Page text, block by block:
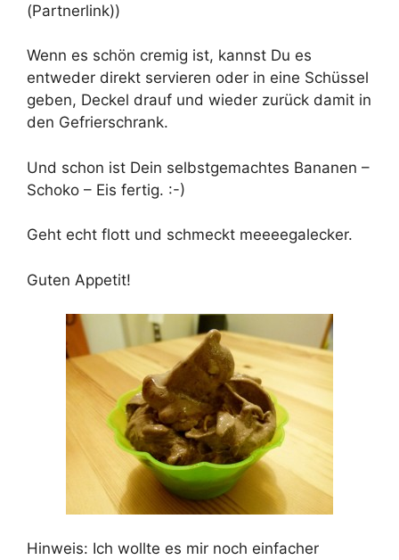
(Partnerlink))
Wenn es schön cremig ist, kannst Du es
entweder direkt servieren oder in eine Schüssel
geben, Deckel drauf und wieder zurück damit in
den Gefrierschrank.
Und schon ist Dein selbstgemachtes Bananen –
Schoko – Eis fertig. :-)
Geht echt flott und schmeckt meeeegalecker.
Guten Appetit!
Hinweis: Ich wollte es mir noch einfacher